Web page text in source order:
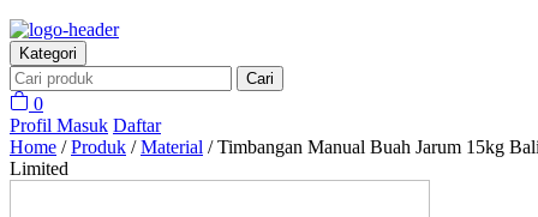
Kategori
Cari
0
Profil Masuk Daftar
Home /Produk /Material /Timbangan Manual Buah Jarum 15kg
Limited